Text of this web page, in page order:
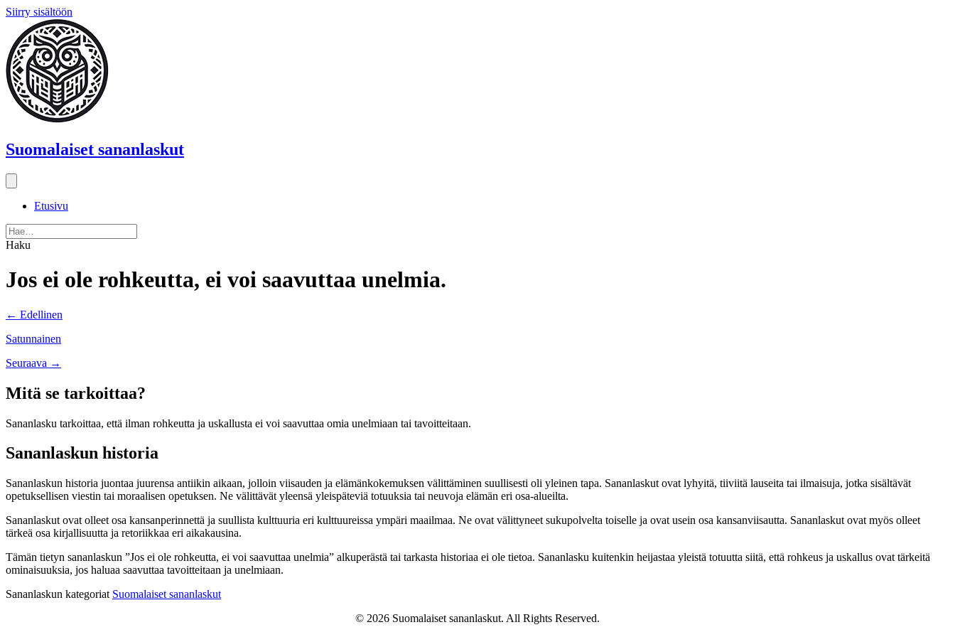
Siirry sisältöön
Suomalaiset sananlaskut
Etusivu
Haku
Jos ei ole rohkeutta, ei voi saavuttaa unelmia.
Posts
navigation
← Edellinen
Satunnainen
Posts
navigation
Seuraava →
Mitä se tarkoittaa?
Sananlasku tarkoittaa, että ilman rohkeutta ja uskallusta ei voi saavuttaa omia unelmiaan tai tavoitteitaan.
Sananlaskun historia
Sananlaskun historia juontaa juurensa antiikin aikaan, jolloin viisauden ja elämänkokemuksen välittäminen suullisesti oli yleinen tapa. Sananlaskut ovat lyhyitä, tiiviitä lauseita tai ilmaisuja, jotka sisältävät
opetuksellisen viestin tai moraalisen opetuksen. Ne välittävät yleensä yleispäteviä totuuksia tai neuvoja elämän eri osa-alueilta.
Sananlaskut ovat olleet osa kansanperinnettä ja suullista kulttuuria eri kulttuureissa ympäri maailmaa. Ne ovat välittyneet sukupolvelta toiselle ja ovat usein osa kansanviisautta. Sananlaskut ovat myös olleet
tärkeä osa kirjallisuutta ja retoriikkaa eri aikakausina.
Tämän tietyn sananlaskun ”Jos ei ole rohkeutta, ei voi saavuttaa unelmia” alkuperästä tai tarkasta historiaa ei ole tietoa. Sananlasku kuitenkin heijastaa yleistä totuutta siitä, että rohkeus ja uskallus ovat tärkeitä
ominaisuuksia, jos haluaa saavuttaa tavoitteitaan ja unelmiaan.
Sananlaskun kategoriat Suomalaiset sananlaskut
© 2026 Suomalaiset sananlaskut. All Rights Reserved.